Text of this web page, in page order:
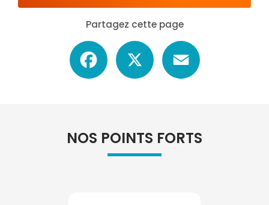
Partagez cette page
Facebook
NOS POINTS FORTS